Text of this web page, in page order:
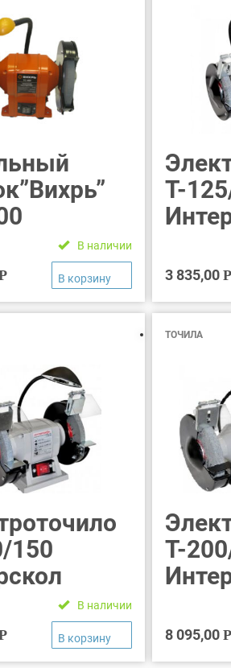
В наличии
Т-
3 835,00Р
150
В наличии
ТОЧИЛА
Т-
8 095,00Р